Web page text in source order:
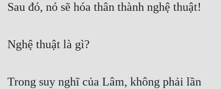
Huyền Ảo
Hệ Thống
Sau đó, nó sẽ hóa thân thành nghệ thuật!
Nghệ thuật là gì?
Trong suy nghĩ của Lâm, không phải lần